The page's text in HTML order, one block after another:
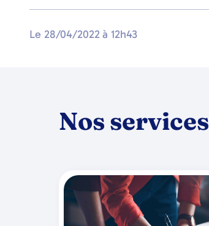
Le 28/04/2022à 12h43
Nos services